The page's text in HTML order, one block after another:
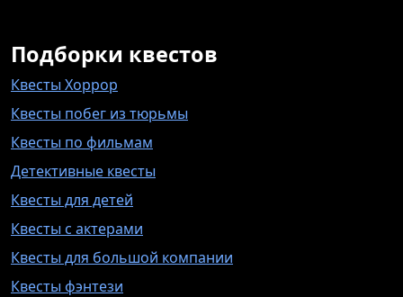
Подборки квестов
Квесты Хоррор
Квесты побег из тюрьмы
Квесты по фильмам
Детективные квесты
Квесты для детей
Квесты с актерами
Квесты для большой компании
Квесты фэнтези